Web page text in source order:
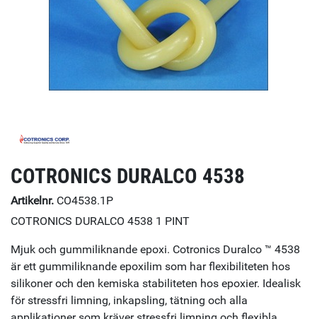
COTRONICS DURALCO 4538
Artikelnr. CO4538.1P
COTRONICS DURALCO 4538 1 PINT
Mjuk och gummiliknande epoxi. Cotronics Duralco ™ 4538
är ett gummiliknande epoxilim som har flexibiliteten hos
silikoner och den kemiska stabiliteten hos epoxier. Idealisk
för stressfri limning, inkapsling, tätning och alla